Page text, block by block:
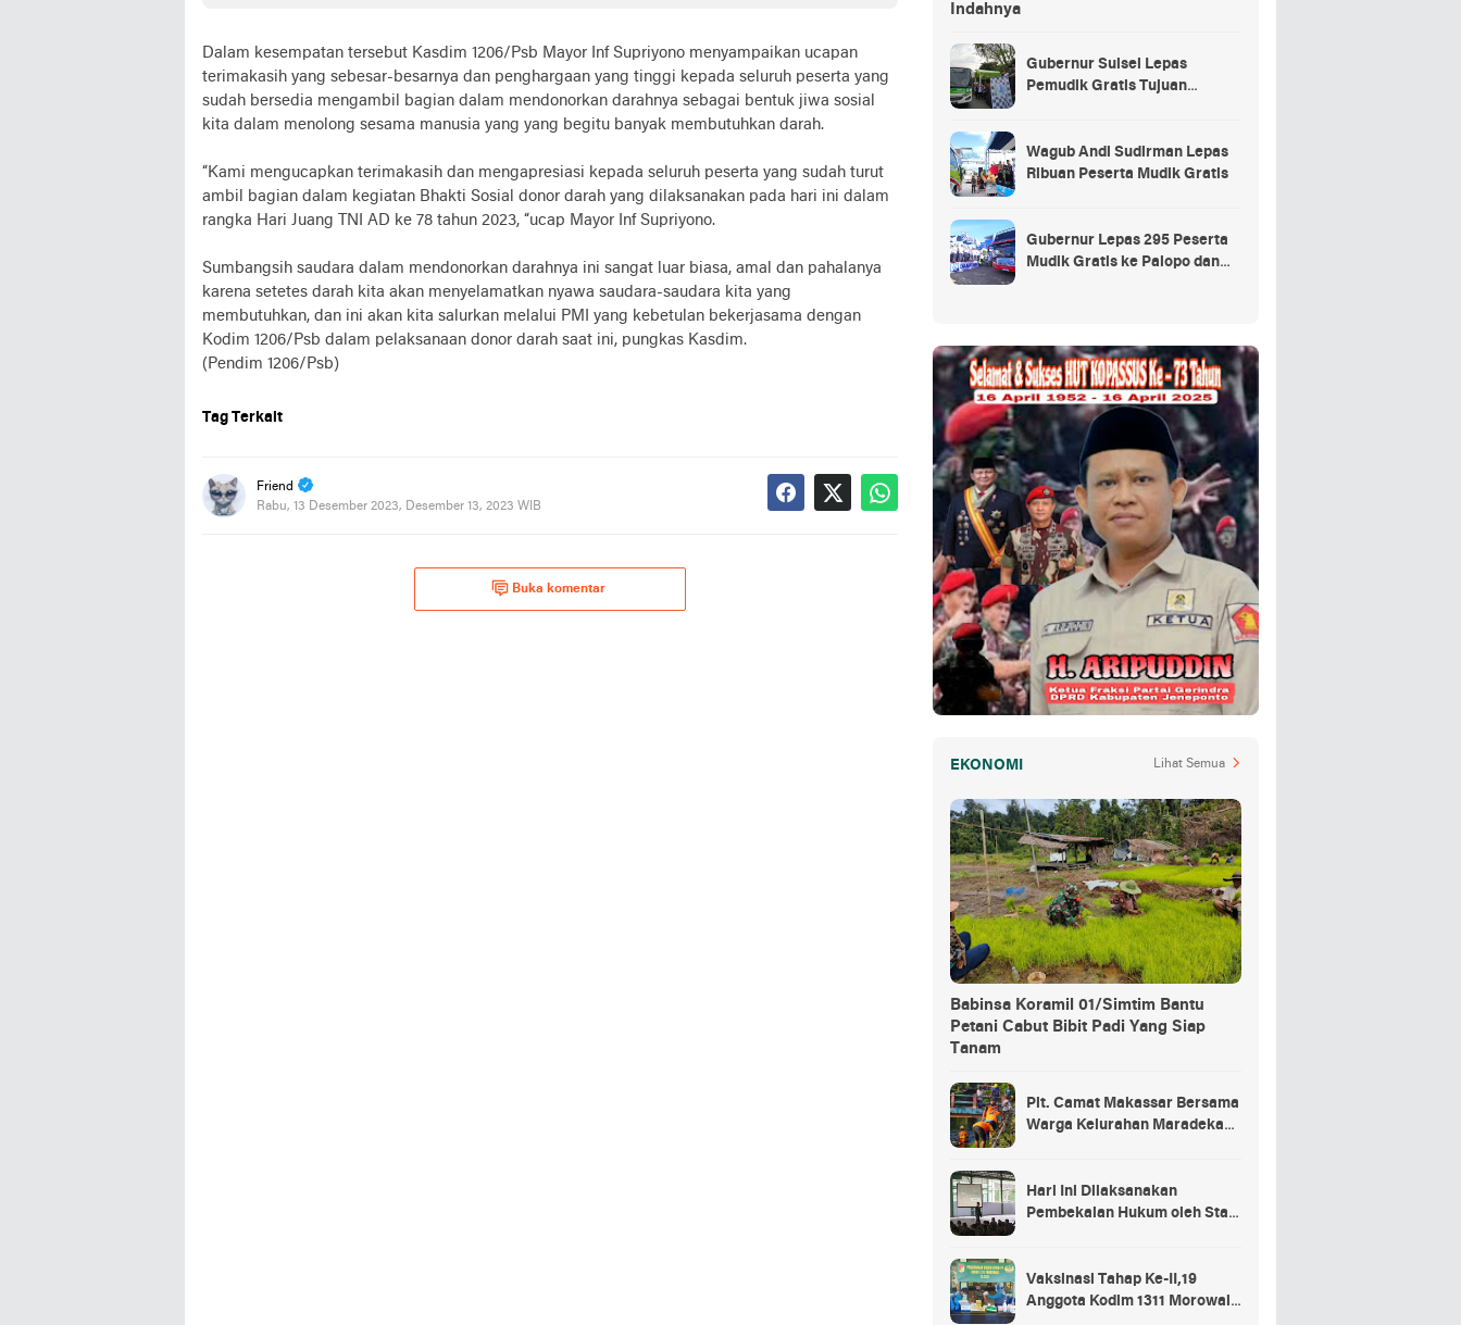
Dalam kesempatan tersebut Kasdim 1206/Psb Mayor Inf Supriyono menyampaikan ucapan
terimakasih yang sebesar-besarnya dan penghargaan yang tinggi kepada seluruh peserta yang
sudah bersedia mengambil bagian dalam mendonorkan darahnya sebagai bentuk jiwa sosial
kita dalam menolong sesama manusia yang yang begitu banyak membutuhkan darah.
“Kami mengucapkan terimakasih dan mengapresiasi kepada seluruh peserta yang sudah turut
ambil bagian dalam kegiatan Bhakti Sosial donor darah yang dilaksanakan pada hari ini dalam
rangka Hari Juang TNI AD ke 78 tahun 2023, “ucap Mayor Inf Supriyono.
Sumbangsih saudara dalam mendonorkan darahnya ini sangat luar biasa, amal dan pahalanya
karena setetes darah kita akan menyelamatkan nyawa saudara-saudara kita yang
membutuhkan, dan ini akan kita salurkan melalui PMI yang kebetulan bekerjasama dengan
Kodim 1206/Psb dalam pelaksanaan donor darah saat ini, pungkas Kasdim.
(Pendim 1206/Psb)
Tag Terkait
Friend
Rabu, 13 Desember 2023, Desember 13, 2023 WIB
Buka komentar
Indahnya
Gubernur Sulsel Lepas
Pemudik Gratis Tujuan
Wagub Andi Sudirman Lepas
Ribuan Peserta Mudik Gratis
Gubernur Lepas 295 Peserta
Mudik Gratis ke Palopo dan
EKONOMI Lihat Semua
Babinsa Koramil 01/Simtim Bantu
Petani Cabut Bibit Padi Yang Siap
Tanam
Plt. Camat Makassar Bersama
Warga Kelurahan Maradekaya
Hari Ini Dilaksanakan
Pembekalan Hukum oleh Staf
Kostrad
Vaksinasi Tahap Ke-II,19
Anggota Kodim 1311 Morowali